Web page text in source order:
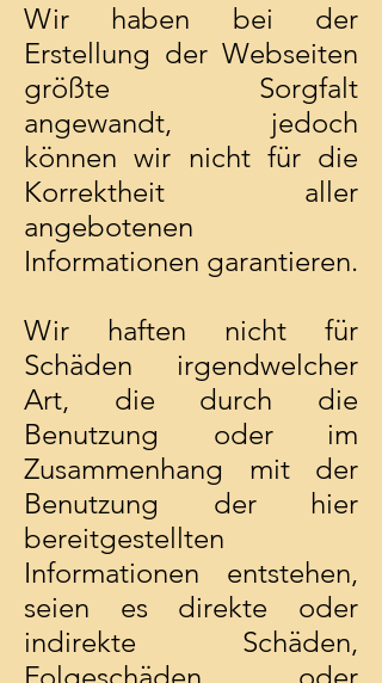
Wir haben bei der
Erstellung der Webseiten
größte Sorgfalt
angewandt, jedoch
können wir nicht für die
Korrektheit aller
angebotenen
Informationen garantieren.
Wir haften nicht für
Schäden irgendwelcher
Art, die durch die
Benutzung oder im
Zusammenhang mit der
Benutzung der hier
bereitgestellten
Informationen entstehen,
seien es direkte oder
indirekte Schäden,